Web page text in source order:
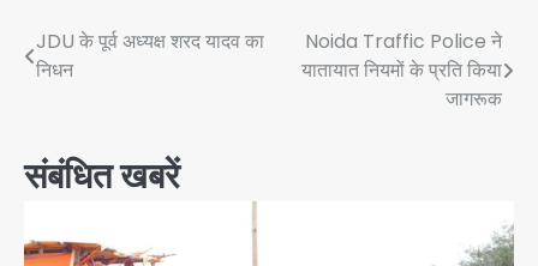
Post
navigation
JDU के पूर्व अध्यक्ष शरद यादव का
निधन
Noida Traffic Police ने
यातायात नियमों के प्रति किया
जागरूक
संबंधित खबरें